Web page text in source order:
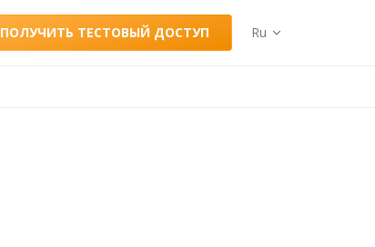
ПОЛУЧИТЬ ТЕСТОВЫЙ ДОСТУП Ru